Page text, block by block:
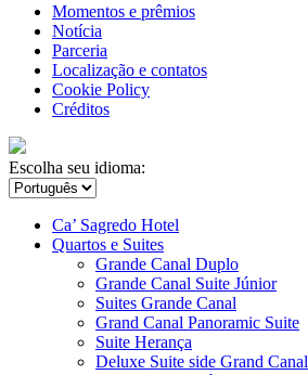
Momentos e prêmios
Notícia
Parceria
Localização e contatos
Cookie Policy
Créditos
Escolha seu idioma:
Ca’ Sagredo Hotel
Quartos e Suites
Grande Canal Duplo
Grande Canal Suite Júnior
Suites Grande Canal
Grand Canal Panoramic Suite
Suite Herança
Deluxe Suite side Grand Canal